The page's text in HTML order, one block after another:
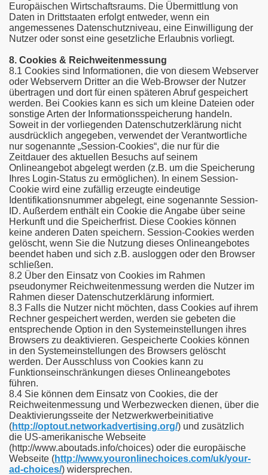
Europäischen Wirtschaftsraums. Die Übermittlung von
Daten in Drittstaaten erfolgt entweder, wenn ein
angemessenes Datenschutzniveau, eine Einwilligung der
Nutzer oder sonst eine gesetzliche Erlaubnis vorliegt.
8. Cookies & Reichweitenmessung
8.1 Cookies sind Informationen, die von diesem Webserver
oder Webservern Dritter an die Web-Browser der Nutzer
übertragen und dort für einen späteren Abruf gespeichert
werden. Bei Cookies kann es sich um kleine Dateien oder
sonstige Arten der Informationsspeicherung handeln.
Soweit in der vorliegenden Datenschutzerklärung nicht
ausdrücklich angegeben, verwendet der Verantwortliche
nur sogenannte „Session-Cookies“, die nur für die
Zeitdauer des aktuellen Besuchs auf seinem
Onlineangebot abgelegt werden (z.B. um die Speicherung
Ihres Login-Status zu ermöglichen). In einem Session-
Cookie wird eine zufällig erzeugte eindeutige
Identifikationsnummer abgelegt, eine sogenannte Session-
ID. Außerdem enthält ein Cookie die Angabe über seine
Herkunft und die Speicherfrist. Diese Cookies können
keine anderen Daten speichern. Session-Cookies werden
gelöscht, wenn Sie die Nutzung dieses Onlineangebotes
beendet haben und sich z.B. ausloggen oder den Browser
schließen.
8.2 Über den Einsatz von Cookies im Rahmen
pseudonymer Reichweitenmessung werden die Nutzer im
Rahmen dieser Datenschutzerklärung informiert.
8.3 Falls die Nutzer nicht möchten, dass Cookies auf ihrem
Rechner gespeichert werden, werden sie gebeten die
entsprechende Option in den Systemeinstellungen ihres
Browsers zu deaktivieren. Gespeicherte Cookies können
in den Systemeinstellungen des Browsers gelöscht
werden. Der Ausschluss von Cookies kann zu
Funktionseinschränkungen dieses Onlineangebotes
führen.
8.4 Sie können dem Einsatz von Cookies, die der
Reichweitenmessung und Werbezwecken dienen, über die
Deaktivierungsseite der Netzwerkwerbeinitiative
(http://optout.networkadvertising.org/) und zusätzlich
die US-amerikanische Webseite
(http://www.aboutads.info/choices) oder die europäische
Webseite (http://www.youronlinechoices.com/uk/your-
ad-choices/) widersprechen.